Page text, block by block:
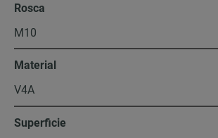
Rosca
M10
Material
V4A
Superficie